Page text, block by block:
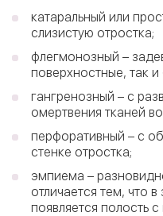
катаральный или
слизистую отростка;
флегмонозный –
поверхностные, так и
гангренозный – с
омертвения тканей
перфоративный – с
стенке отростка;
эмпиема –
отличается тем, что
появляется полость с